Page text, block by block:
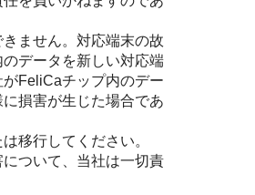
ません。対応端末の故
データを新しい対応端
FeliCaチップ内のデー
損害が生じた場合であ
移行してください。
ついて、当社は一切責